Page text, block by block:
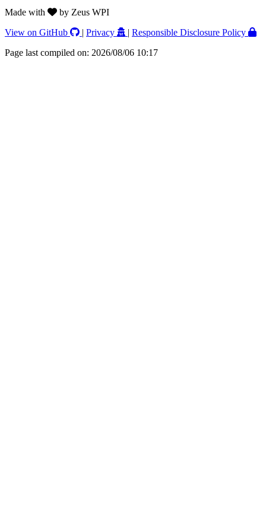
Made with
by Zeus WPI
View on GitHub
| Privacy | Responsible Disclosure Policy
Page last compiled on: 2026/08/06 10:17